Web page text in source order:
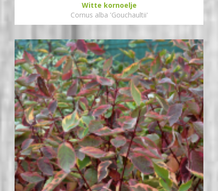
Witte kornoelje
Cornus alba 'Gouchaultii'